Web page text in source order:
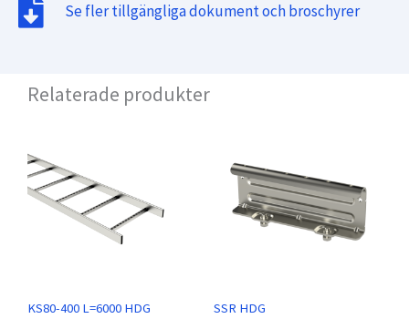
Se fler tillgängliga dokument och broschyrer
Relaterade produkter
KS80-400 L=6000 HDG
SSR HDG